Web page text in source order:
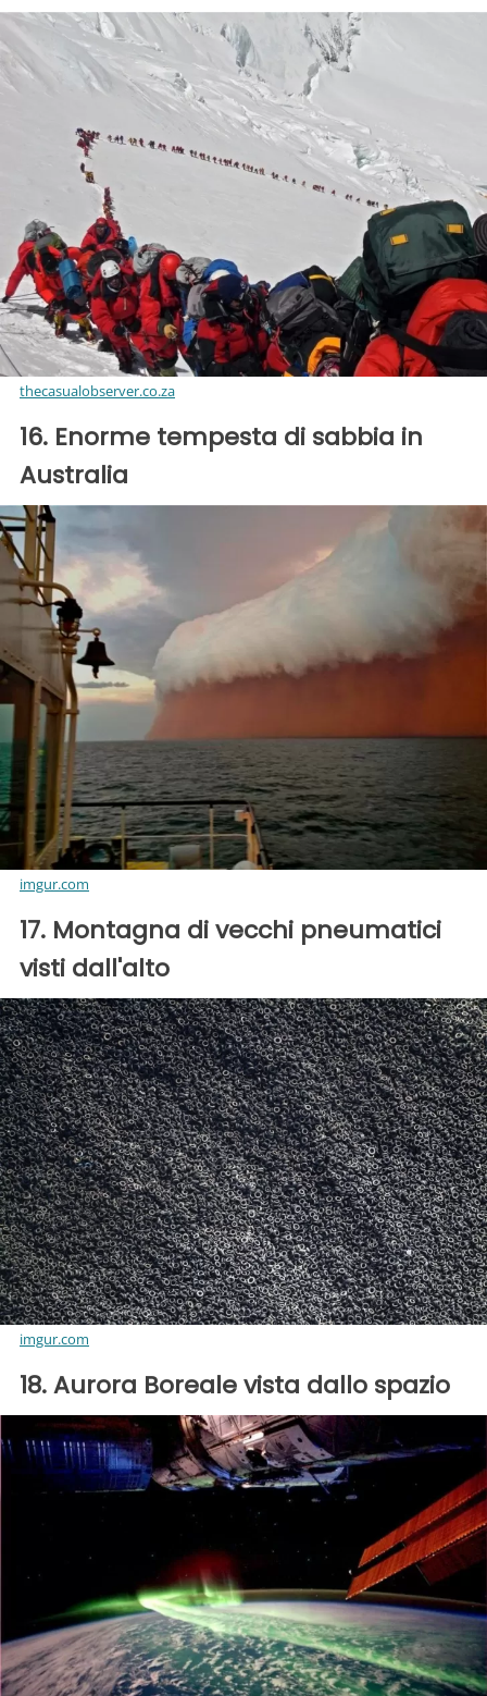
thecasualobserver.co.za
16. Enorme tempesta di sabbia in
Australia
imgur.com
17. Montagna di vecchi pneumatici
visti dall'alto
imgur.com
18. Aurora Boreale vista dallo spazio